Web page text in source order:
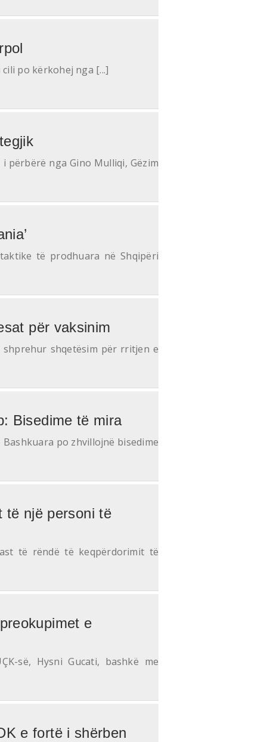
po kërkohej nga [...]
përbërë nga Gino Mulliqi, Gëzim
të prodhuara në Shqipëri
për vaksinim
shprehur shqetësim për rritjen e
Bisedime të mira
po zhvillojnë bisedime
të një personi të
të rëndë të keqpërdorimit të
e
së, Hysni Gucati, bashkë me
e fortë i shërben